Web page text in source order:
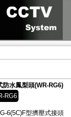
防水鳳梨頭(WR-RG6)
RG6
6(5C)F型擠壓式接頭